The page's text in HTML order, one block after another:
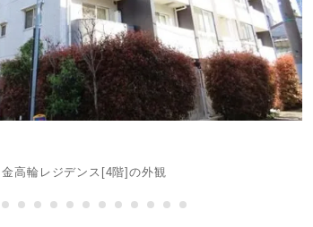
金高輪レジデンス[4階]の外観